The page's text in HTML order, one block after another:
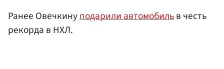
Ранее Овечкинуподарили автомобильв честь
рекорда в НХЛ.